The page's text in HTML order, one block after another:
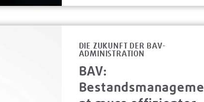
DIE ZUKUNFT DER BAV-
ADMINISTRATION
BAV:
Bestandsmanageme